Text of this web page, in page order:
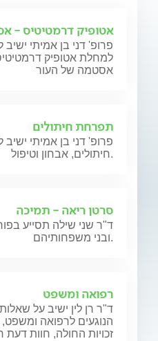
אטופיק דרמטיטיס -
פרופ' דני בן אמיתי
למחלת אטופיק
אסטמה של העור
תפרחת חיתולים
פרופ' דני בן אמיתי
חיתולים, אבחון וטיפול.
סרטן ריאה - תמיכה
ד"ר שני שילה תסייע
ובני משפחותיהם.
רפואה ומשפט
ד"ר רן לין ישיב על
הנוגעים לרפואה ומשפט,
זכויות החולה, חוות דעת